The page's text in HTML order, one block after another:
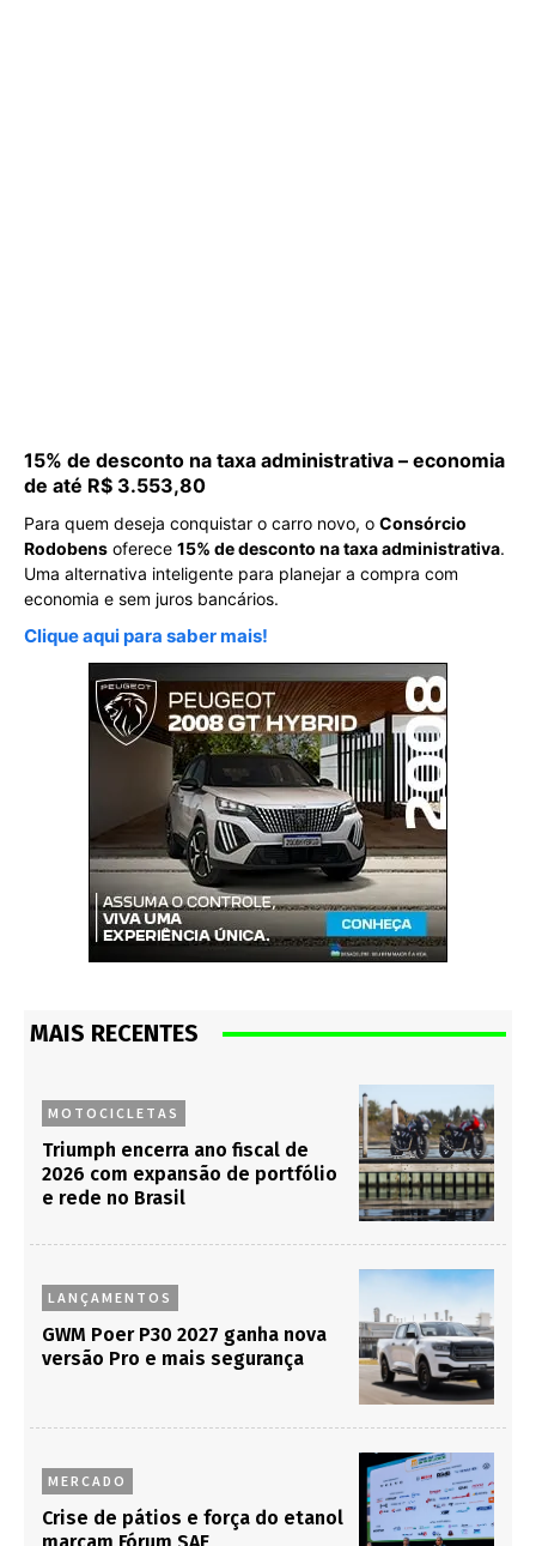
15% de desconto na taxa administrativa – economia
de até R$ 3.553,80
Para quem deseja conquistar o carro novo, o Consórcio
Rodobens oferece 15% de desconto na taxa administrativa.
Uma alternativa inteligente para planejar a compra com
economia e sem juros bancários.
Clique aqui para saber mais!
MAIS RECENTES
MOTOCICLETAS
Triumph encerra ano fiscal de
2026 com expansão de portfólio
e rede no Brasil
LANÇAMENTOS
GWM Poer P30 2027 ganha nova
versão Pro e mais segurança
MERCADO
Crise de pátios e força do etanol